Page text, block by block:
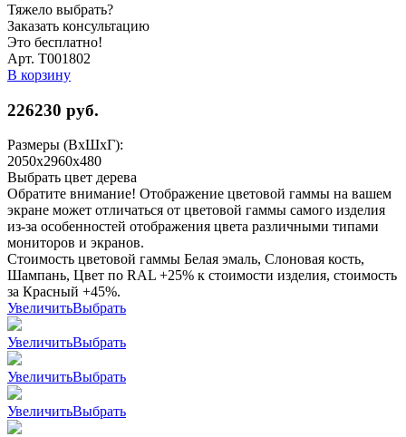
Тяжело выбрать?
Заказать консультацию
Это бесплатно!
Арт. Т001802
В корзину
226230 руб.
Размеры (ВхШхГ):
2050x2960x480
Выбрать цвет дерева
Обратите внимание! Отображение цветовой гаммы на вашем
экране может отличаться от цветовой гаммы самого изделия
из-за особенностей отображения цвета различными типами
мониторов и экранов.
Стоимость цветовой гаммы Белая эмаль, Слоновая кость,
Шампань, Цвет по RAL +25% к стоимости изделия, стоимость
за Красный +45%.
УвеличитьВыбрать
УвеличитьВыбрать
УвеличитьВыбрать
УвеличитьВыбрать